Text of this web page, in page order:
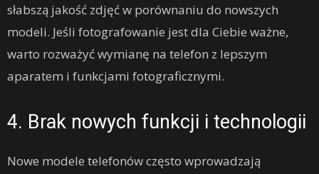
słabszą jakość zdjęć w porównaniu do nowszych
modeli. Jeśli fotografowanie jest dla Ciebie ważne,
warto rozważyć wymianę na telefon z lepszym
aparatem i funkcjami fotograficznymi.
4. Brak nowych funkcji i technologii
Nowe modele telefonów często wprowadzają